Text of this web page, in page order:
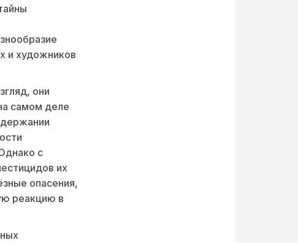
и художников
они
самом деле
с
их
опасения,
реакцию в